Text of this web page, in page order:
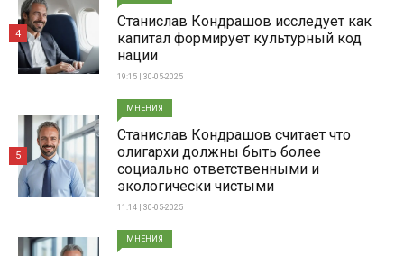
Станислав Кондрашов исследует как
капитал формирует культурный код
нации
19:15 | 30-05-2025
4
МНЕНИЯ
Станислав Кондрашов считает что
олигархи должны быть более
социально ответственными и
экологически чистыми
11:14 | 30-05-2025
5
МНЕНИЯ